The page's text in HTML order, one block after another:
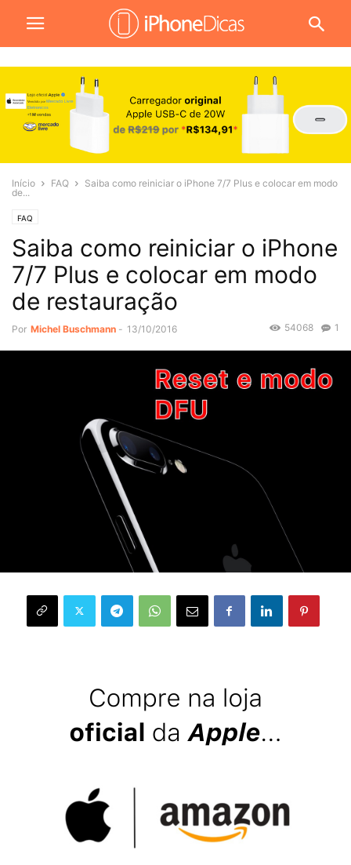
Início FAQ
Saiba como reiniciar o iPhone 7/7 Plus e colocar em modo
de...
FAQ
Saiba como reiniciar o iPhone
7/7 Plus e colocar em modo
de restauração
Por Michel Buschmann - 13/10/2016 1
54068